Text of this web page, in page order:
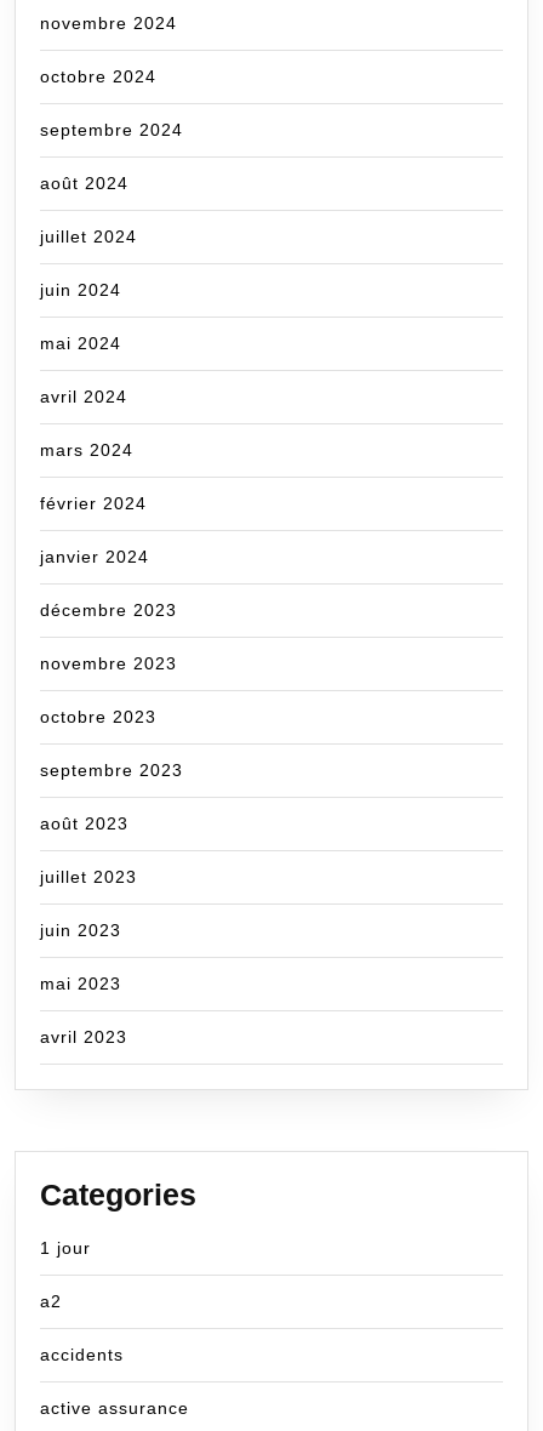
novembre 2024
octobre 2024
septembre 2024
août 2024
juillet 2024
juin 2024
mai 2024
avril 2024
mars 2024
février 2024
janvier 2024
décembre 2023
novembre 2023
octobre 2023
septembre 2023
août 2023
juillet 2023
juin 2023
mai 2023
avril 2023
Categories
1 jour
a2
accidents
active assurance